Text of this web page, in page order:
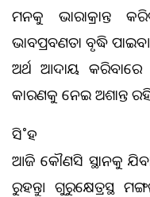
ମନକୁ ଭାରାକ୍ରାନ୍ତ
ଭାବପ୍ରବଣତା ବୃଦ୍ଧି
ଅର୍ଥ ଆଦାୟ
କାରଣକୁ ନେଇ ଅଶାନ୍ତ
ସି˚ହ
ଆଜି କୌଣସି ସ୍ଥାନକୁ
ରୁହନ୍ତୁ। ଗୁରୁକ୍ଷେତ୍ରସ୍ଥ